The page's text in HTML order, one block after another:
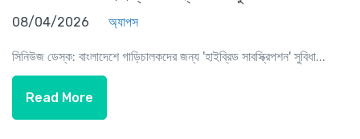
08/04/2026 অ্যাপস
সিনিউজ ডেস্ক: বাংলাদেশে গাড়িচালকদের জন্য 'হাইব্রিড সাবস্ক্রিপশন' সুবিধা...
Read More